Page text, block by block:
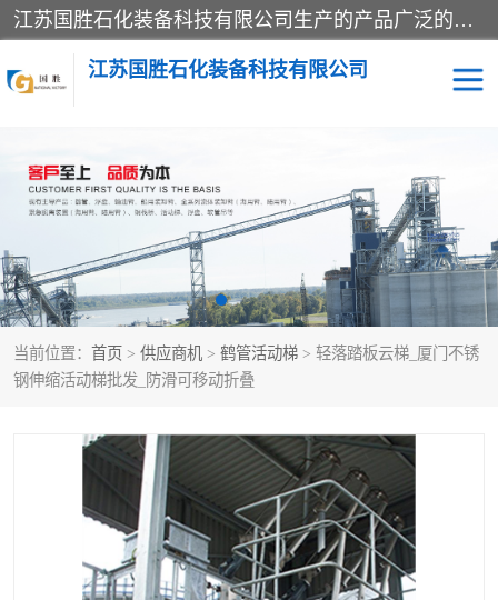
江苏国胜石化装备科技有限公司生产的产品广泛的应用于石油、石化等行业中，产品种类齐全，其中包括装卸鹤管、汽车鹤管、火车鹤管、装车鹤管、卸车鹤管、上装鹤管、下装鹤管、lng鹤管、发油鹤管、液氨鹤管、液化气鹤管等，我们生产的产品质量上乘，价格实惠，服务好，买鹤管就到国胜石化装备！
江苏国胜石化装备科技有限公司
当前位置： 首页 > 供应商机 > 鹤管活动梯 > 轻落踏板云梯_厦门不锈
钢伸缩活动梯批发_防滑可移动折叠
输油臂 鹤管活动梯